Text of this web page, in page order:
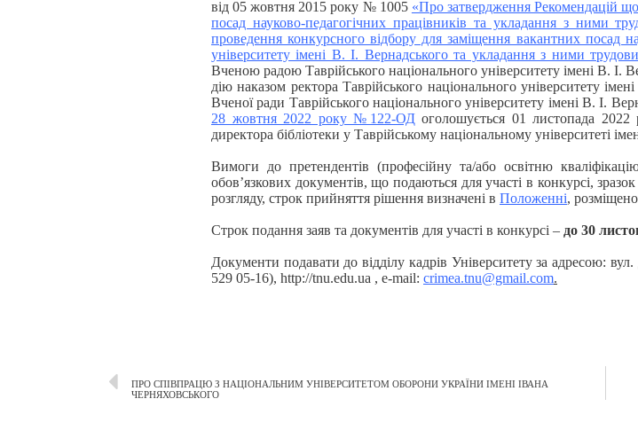
від 05 жовтня 2015 року № 1005 «Про затвердження Рекомендацій
посад науково-педагогічних працівників та укладання з ними
проведення конкурсного відбору для заміщення вакантних посад
університету імені В. І. Вернадського та укладання з ними
Вченою радою Таврійського національного університету імені В. І.
дію наказом ректора Таврійського національного університету
Вченої ради Таврійського національного університету імені В. І.
28 жовтня 2022 року №122-ОДоголошується 01 листопада 2022
директора бібліотеки у Таврійському національному університеті
Вимоги до претендентів (професійну та/або освітню
обов’язкових документів, що подаються для участі в конкурсі,
розгляду, строк прийняття рішення визначені в Положенні,
Строк подання заяв та документів для участі в конкурсі – до 30
Документи подавати до відділу кадрів Університету за адресою:
529 05-16), http://tnu.edu.ua , e-mail: crimea.tnu@gmail.com.
ПРО СПІВПРАЦЮ З НАЦІОНАЛЬНИМ УНІВЕРСИТЕТОМ ОБОРОНИ УКРАЇНИ ІМЕНІ ІВАНА
ЧЕРНЯХОВСЬКОГО